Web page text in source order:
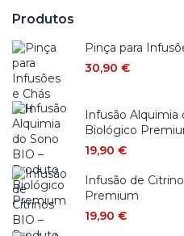
Produtos
Pinça para
30,90 €
Infusão Alquimia
Biológico
19,90 €
Infusão de
Premium
19,90 €